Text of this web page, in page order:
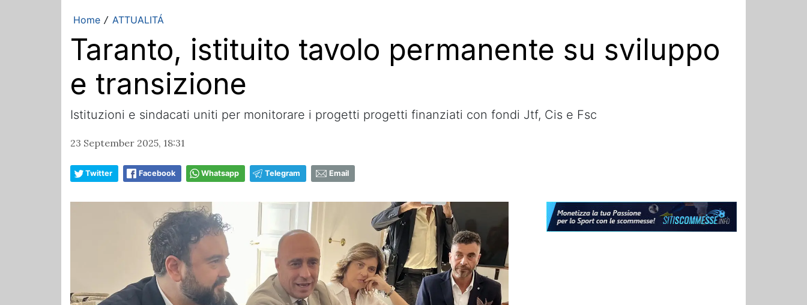
Home / ATTUALITÁ
Taranto, istituito tavolo permanente su sviluppo
e transizione
Istituzioni e sindacati uniti per monitorare i progetti progetti finanziati con fondi Jtf, Cis e Fsc
23 September 2025, 18:31
Twitter Facebook Whatsapp Telegram Email